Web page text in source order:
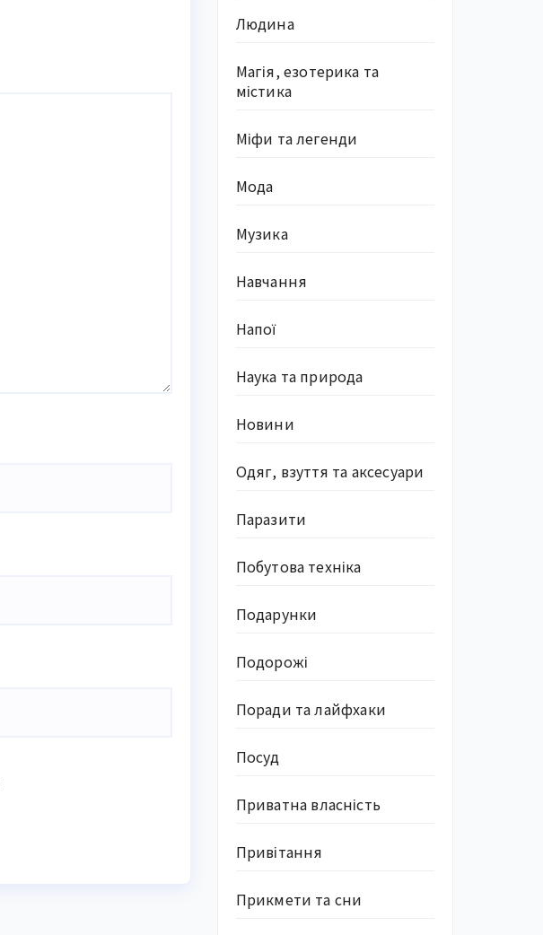
Людина
Магія, езотерика та
містика
Міфи та легенди
Мода
Музика
Навчання
Напої
Наука та природа
Новини
Одяг, взуття та аксесуари
Паразити
Побутова техніка
Подарунки
Подорожі
Поради та лайфхаки
Посуд
Приватна власність
Привітання
Прикмети та сни